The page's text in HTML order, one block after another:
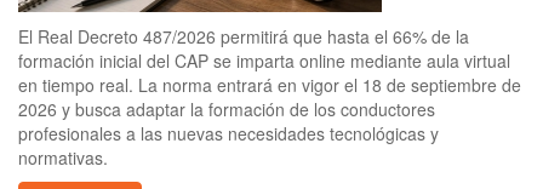
El Real Decreto 487/2026 permitirá que hasta el 66% de la
formación inicial del CAP se imparta online mediante aula virtual
en tiempo real. La norma entrará en vigor el 18 de septiembre de
2026 y busca adaptar la formación de los conductores
profesionales a las nuevas necesidades tecnológicas y
normativas.